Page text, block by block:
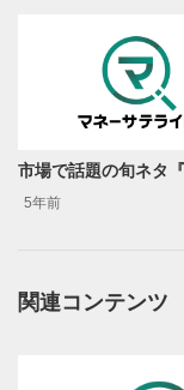
動画再生エリア
動画を再生また
5年前
関連コンテンツ